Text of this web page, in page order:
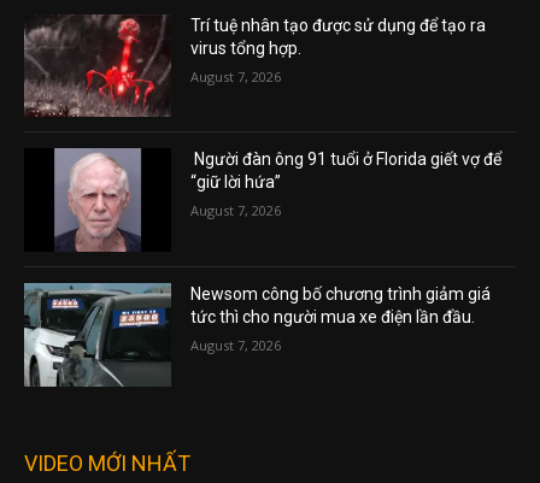
Trí tuệ nhân tạo được sử dụng để tạo ra
virus tổng hợp.
August 7, 2026
Người đàn ông 91 tuổi ở Florida giết vợ để
“giữ lời hứa”
August 7, 2026
Newsom công bố chương trình giảm giá
tức thì cho người mua xe điện lần đầu.
August 7, 2026
VIDEO MỚI NHẤT